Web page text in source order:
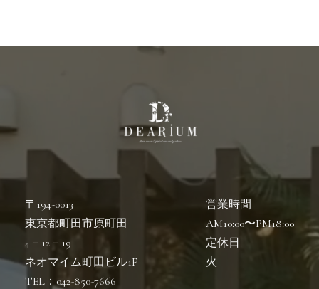
〒194-0013
東京都町田市原町田
4－12－19
ネオマイム町田ビル1F
TEL：042-850-7666
営業時間
AM10:00〜PM18:00
定休日
火